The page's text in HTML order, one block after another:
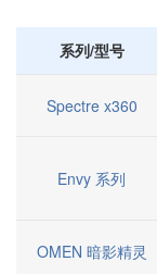
系列/型号
Spectre x360
Envy 系列
OMEN 暗影精灵